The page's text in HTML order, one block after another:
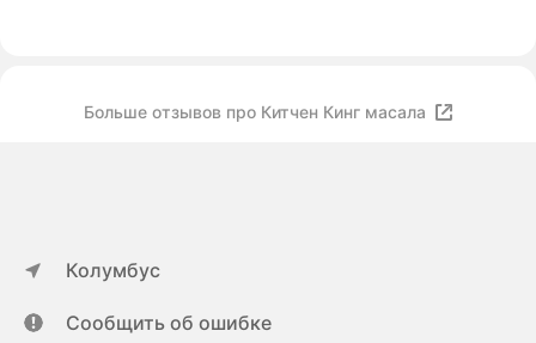
Больше отзывов про Китчен Кинг масала
Колумбус
Сообщить об ошибке